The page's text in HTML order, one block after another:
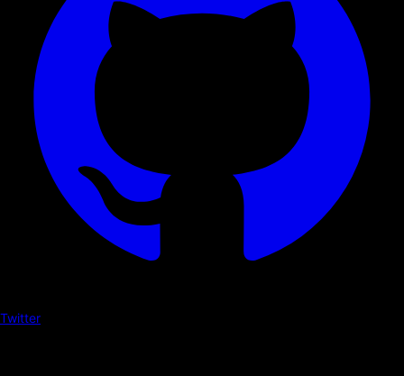
Twitter